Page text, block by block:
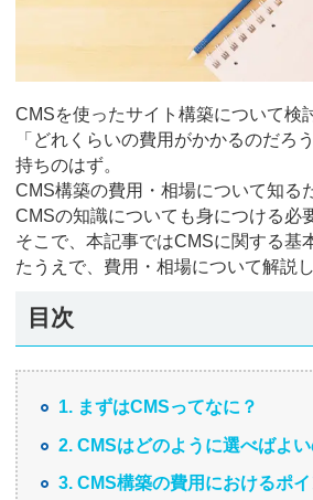
CMSを使ったサイト構築について検
「どれくらいの費用がかかるのだろ
持ちのはず。
CMS構築の費用・相場について知る
CMSの知識についても身につける必
そこで、本記事ではCMSに関する基
たうえで、費用・相場について解説し
目次
1. まずはCMSってなに？
2. CMSはどのように選べばよい
3. CMS構築の費用におけるポイ